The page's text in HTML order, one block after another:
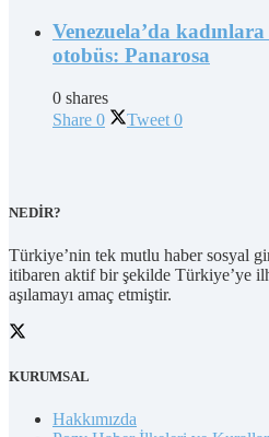
Venezuela’da
otobüs: Panarosa
0 shares
Share 0 Tweet 0
NEDİR?
Türkiye’nin tek mutlu haber sosyal
itibaren aktif bir şekilde Türkiye’ye
aşılamayı amaç etmiştir.
KURUMSAL
Hakkımızda